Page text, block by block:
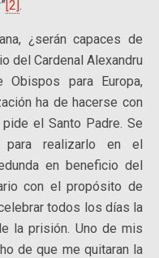
[2].
¿serán capaces de
del Cardenal Alexandru
para Europa,
ha de hacerse con
el Santo Padre. Se
para realizarlo en el
en beneficio del
con el propósito de
todos los días la
la prisión. Uno de mis
de que me quitaran la